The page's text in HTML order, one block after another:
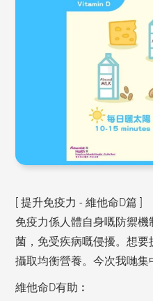
[ 提升免疫力 - 維他命D篇 ]
免疫力係人體自身嘅防禦
菌，免受疾病嘅侵擾。想
攝取均衡營養。今次我哋集
維他命D有助︰